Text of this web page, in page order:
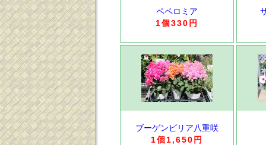
ペペロミア
1個330円
ブーゲンビリア八重咲
1個1,650円